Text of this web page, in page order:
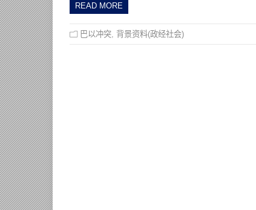
READ MORE
巴以冲突 背景资料(政经社会)